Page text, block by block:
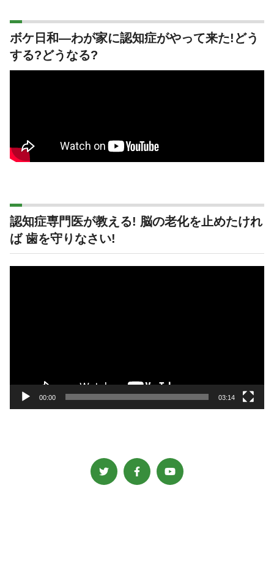
ボケ日和―わが家に認知症がやって来た!どう
する?どうなる?
認知症専門医が教える! 脳の老化を止めたけれ
ば 歯を守りなさい!
00:00 03:14